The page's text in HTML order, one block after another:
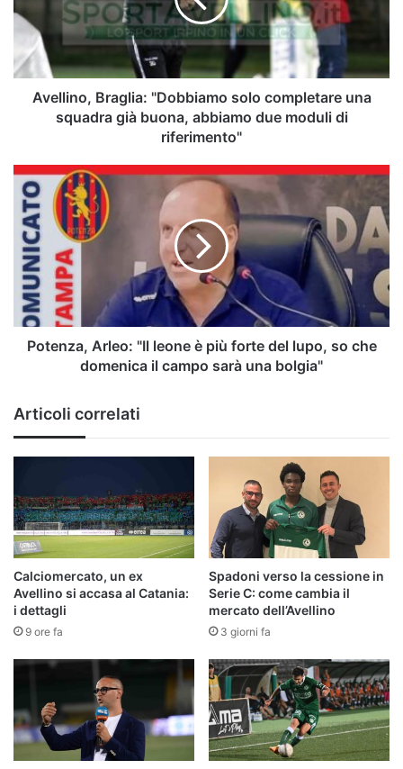
una
squadra
già
buona,
abbiamo
riferimento"
Avellino, Braglia: "Dobbiamo solo completare una
squadra già buona, abbiamo due moduli di
riferimento"
Potenza,
Arleo:
"Il
leone
più
forte
del
lupo,
campo
sarà
una
Potenza, Arleo: "Il leone è più forte del lupo, so che
domenica il campo sarà una bolgia"
Articoli correlati
Calciomercato, un ex
Avellino si accasa al Catania:
i dettagli
9 ore fa
Spadoni verso la cessione in
Serie C: come cambia il
mercato dell’Avellino
3 giorni fa